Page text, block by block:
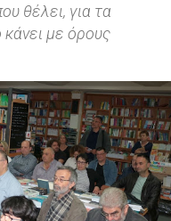
θέλει, για τα
με όρους